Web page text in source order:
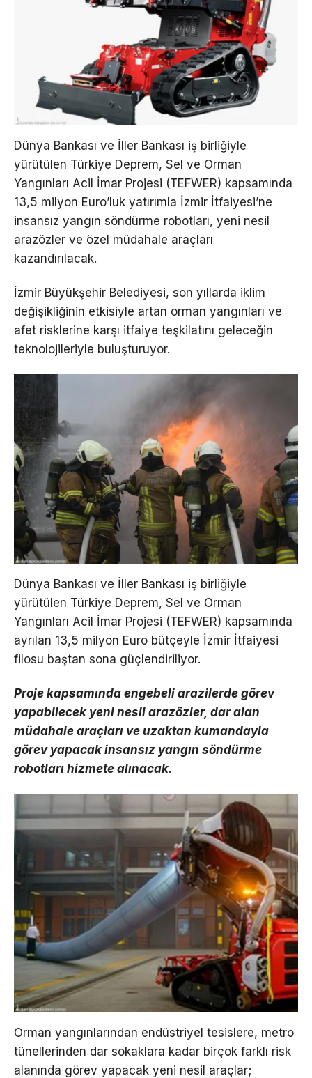
Dünya Bankası ve İller Bankası iş birliğiyle
yürütülen Türkiye Deprem, Sel ve Orman
Yangınları Acil İmar Projesi (TEFWER) kapsamında
13,5 milyon Euro’luk yatırımla İzmir İtfaiyesi’ne
insansız yangın söndürme robotları, yeni nesil
arazözler ve özel müdahale araçları
kazandırılacak.
İzmir Büyükşehir Belediyesi, son yıllarda iklim
değişikliğinin etkisiyle artan orman yangınları ve
afet risklerine karşı itfaiye teşkilatını geleceğin
teknolojileriyle buluşturuyor.
Dünya Bankası ve İller Bankası iş birliğiyle
yürütülen Türkiye Deprem, Sel ve Orman
Yangınları Acil İmar Projesi (TEFWER) kapsamında
ayrılan 13,5 milyon Euro bütçeyle İzmir İtfaiyesi
filosu baştan sona güçlendiriliyor.
Proje kapsamında engebeli arazilerde görev
yapabilecek yeni nesil arazözler, dar alan
müdahale araçları ve uzaktan kumandayla
görev yapacak insansız yangın söndürme
robotları hizmete alınacak.
Orman yangınlarından endüstriyel tesislere, metro
tünellerinden dar sokaklara kadar birçok farklı risk
alanında görev yapacak yeni nesil araçlar;